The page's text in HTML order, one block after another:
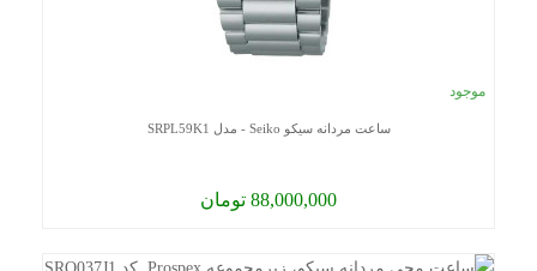
موجود
ساعت مردانه سیکو Seiko - مدل SRPL59K1
88,000,000 تومان